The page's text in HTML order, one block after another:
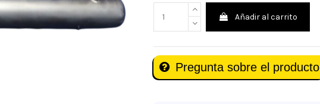
Añadir al carrito
Pregunta sobre el producto